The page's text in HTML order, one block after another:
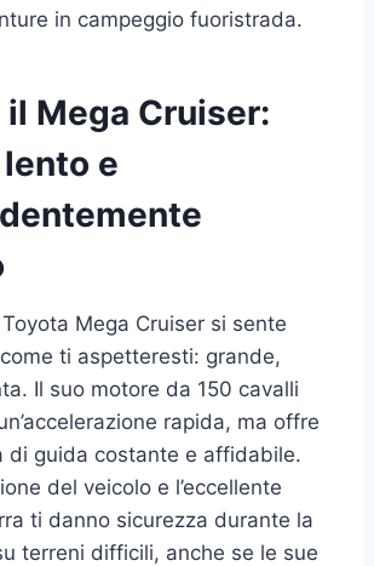
in campeggio fuoristrada.
il Mega Cruiser:
e
Mega Cruiser si sente
ti aspetteresti: grande,
Il suo motore da 150 cavalli
rapida, ma offre
di guida costante e affidabile.
del veicolo e l’eccellente
ti danno sicurezza durante la
terreni difficili, anche se le sue